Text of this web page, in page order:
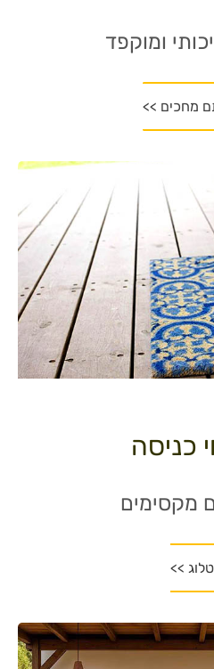
ומוקפד
מחכים >>
כניסה
מקסימים
>>